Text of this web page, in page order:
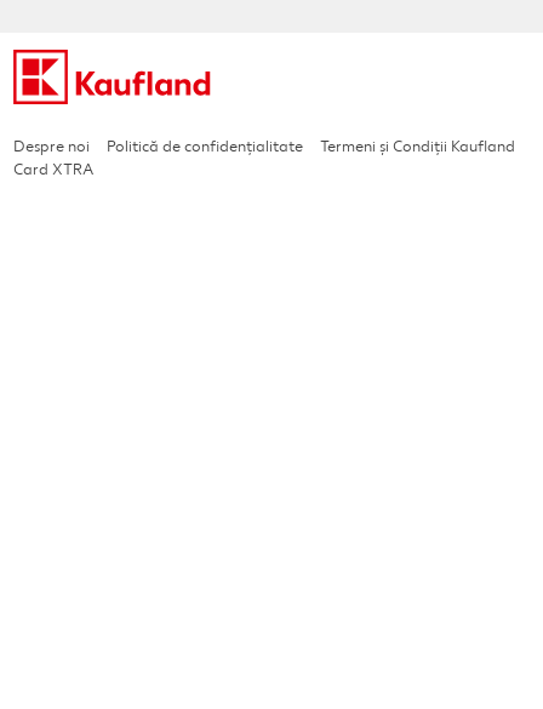
Despre noi Politică de confidențialitate
Termeni și Condiții Kaufland
Card XTRA